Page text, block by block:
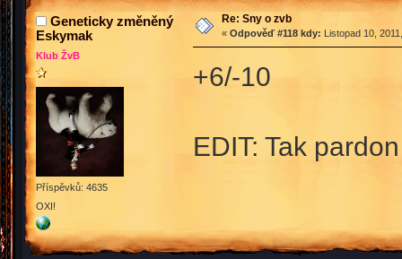
Geneticky změněný
Eskymak
Klub ŽvB
Příspěvků: 4635
OXI!
Re: Sny o zvb
« Odpověď #118 kdy: Listopad 10,
+6/-10
EDIT: Tak